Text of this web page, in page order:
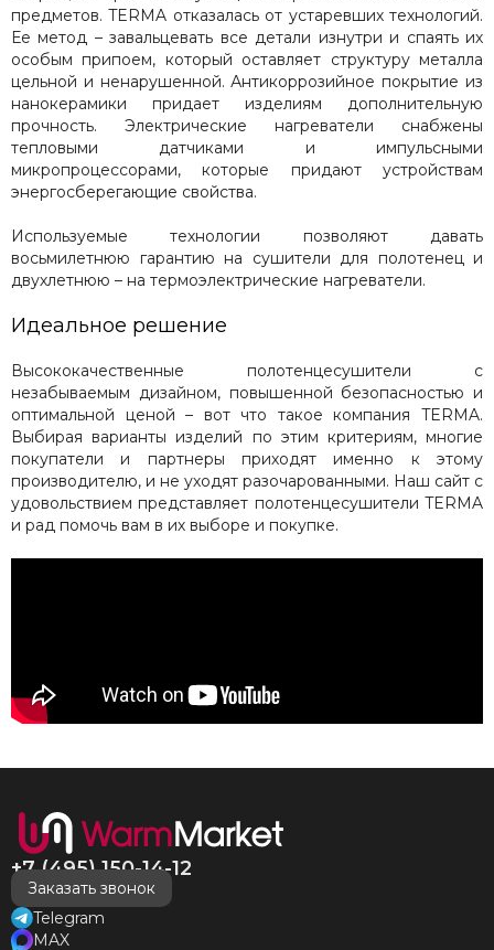
предметов. TERMA отказалась от устаревших технологий.
Ее метод – завальцевать все детали изнутри и спаять их
особым припоем, который оставляет структуру металла
цельной и ненарушенной. Антикоррозийное покрытие из
нанокерамики придает изделиям дополнительную
прочность. Электрические нагреватели снабжены
тепловыми датчиками и импульсными
микропроцессорами, которые придают устройствам
энергосберегающие свойства.
Используемые технологии позволяют давать
восьмилетнюю гарантию на сушители для полотенец и
двухлетнюю – на термоэлектрические нагреватели.
Идеальное решение
Высококачественные полотенцесушители с
незабываемым дизайном, повышенной безопасностью и
оптимальной ценой – вот что такое компания TERMA.
Выбирая варианты изделий по этим критериям, многие
покупатели и партнеры приходят именно к этому
производителю, и не уходят разочарованными. Наш сайт с
удовольствием представляет полотенцесушители TERMA
и рад помочь вам в их выборе и покупке.
+7 (495) 150-14-12
Заказать звонок
Telegram
MAX